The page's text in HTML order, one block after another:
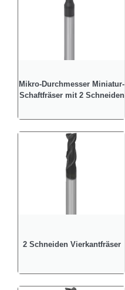
Mikro-Durchmesser Miniatur-
Schaftfräser mit 2 Schneiden
2 Schneiden Vierkantfräser